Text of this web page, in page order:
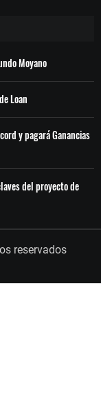
Moyano
Loan
y pagará Ganancias
del proyecto de
reservados